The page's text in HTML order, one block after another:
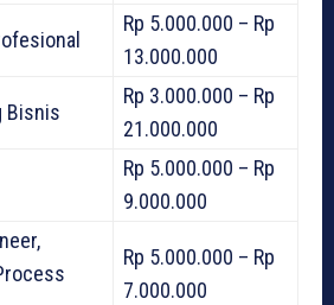
Rp 5.000.000 – Rp
13.000.000
Bisnis
Rp 3.000.000 – Rp
21.000.000
Rp 5.000.000 – Rp
9.000.000
Rp 5.000.000 – Rp
7.000.000